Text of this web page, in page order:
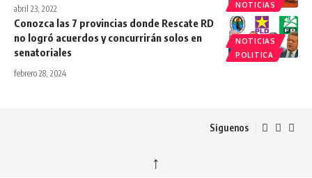
NOTICIAS
abril 23, 2022
NOTICIAS
POLITICA
Conozca las 7 provincias donde Rescate RD
no logró acuerdos y concurrirán solos en
senatoriales
febrero 28, 2024
Siguenos
↑